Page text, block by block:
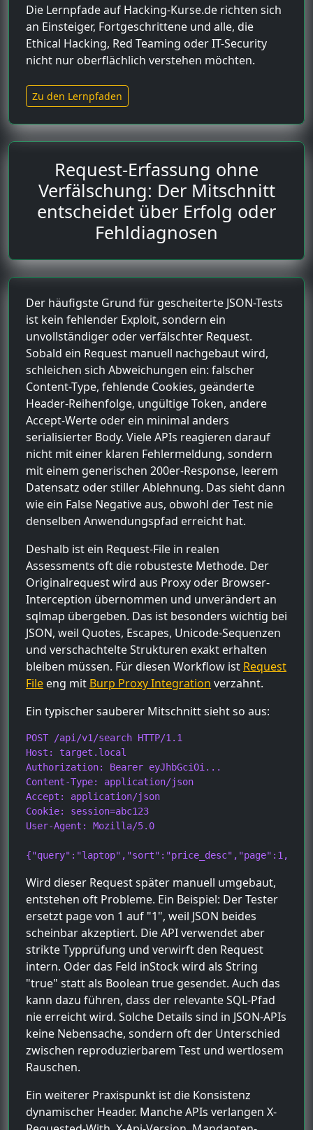
Die Lernpfade auf Hacking-Kurse.de richten sich
an Einsteiger, Fortgeschrittene und alle, die
Ethical Hacking, Red Teaming oder IT-Security
nicht nur oberflächlich verstehen möchten.
Zu den Lernpfaden
Request-Erfassung ohne
Verfälschung: Der Mitschnitt
entscheidet über Erfolg oder
Fehldiagnosen
Der häufigste Grund für gescheiterte JSON-Tests
ist kein fehlender Exploit, sondern ein
unvollständiger oder verfälschter Request.
Sobald ein Request manuell nachgebaut wird,
schleichen sich Abweichungen ein: falscher
Content-Type, fehlende Cookies, geänderte
Header-Reihenfolge, ungültige Token, andere
Accept-Werte oder ein minimal anders
serialisierter Body. Viele APIs reagieren darauf
nicht mit einer klaren Fehlermeldung, sondern
mit einem generischen 200er-Response, leerem
Datensatz oder stiller Ablehnung. Das sieht dann
wie ein False Negative aus, obwohl der Test nie
denselben Anwendungspfad erreicht hat.
Deshalb ist ein Request-File in realen
Assessments oft die robusteste Methode. Der
Originalrequest wird aus Proxy oder Browser-
Interception übernommen und unverändert an
sqlmap übergeben. Das ist besonders wichtig bei
JSON, weil Quotes, Escapes, Unicode-Sequenzen
und verschachtelte Strukturen exakt erhalten
bleiben müssen. Für diesen Workflow ist Request
File eng mit Burp Proxy Integration verzahnt.
Ein typischer sauberer Mitschnitt sieht so aus:
POST /api/v1/search HTTP/1.1
Host: target.local
Authorization: Bearer eyJhbGciOi...
Content-Type: application/json
Accept: application/json
Cookie: session=abc123
User-Agent: Mozilla/5.0
Wird dieser Request später manuell umgebaut,
entstehen oft Probleme. Ein Beispiel: Der Tester
ersetzt page von 1 auf "1", weil JSON beides
scheinbar akzeptiert. Die API verwendet aber
strikte Typprüfung und verwirft den Request
intern. Oder das Feld inStock wird als String
"true" statt als Boolean true gesendet. Auch das
kann dazu führen, dass der relevante SQL-Pfad
nie erreicht wird. Solche Details sind in JSON-APIs
keine Nebensache, sondern oft der Unterschied
zwischen reproduzierbarem Test und wertlosem
Rauschen.
Ein weiterer Praxispunkt ist die Konsistenz
dynamischer Header. Manche APIs verlangen X-